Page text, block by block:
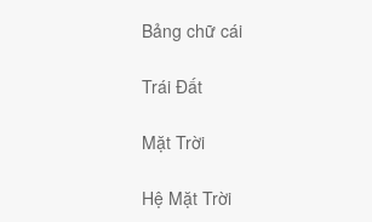
Bảng chữ cái
Trái Đất
Mặt Trời
Hệ Mặt Trời